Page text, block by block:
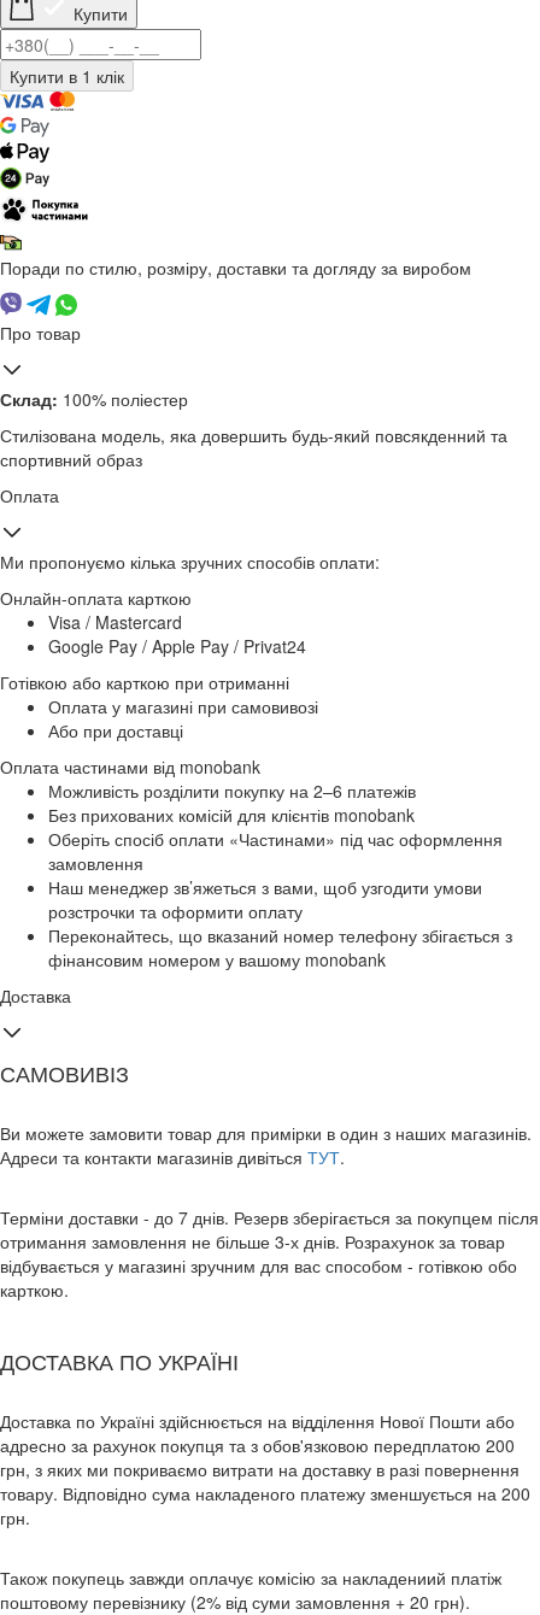
Купити
Поради по стилю, розміру, доставки та догляду за виробом
Про товар
Склад: 100% поліестер
Стилізована модель, яка довершить будь-який повсякденний та
спортивний образ
Оплата
Ми пропонуємо кілька зручних способів оплати:
Онлайн-оплата карткою
Visa / Mastercard
Google Pay / Apple Pay / Privat24
Готівкою або карткою при отриманні
Оплата у магазині при самовивозі
Або при доставці
Оплата частинами від monobank
Можливість розділити покупку на 2–6 платежів
Без прихованих комісій для клієнтів monobank
Оберіть спосіб оплати «Частинами» під час оформлення
замовлення
Наш менеджер зв’яжеться з вами, щоб узгодити умови
розстрочки та оформити оплату
Переконайтесь, що вказаний номер телефону збігається з
фінансовим номером у вашому monobank
Доставка
САМОВИВІЗ
Ви можете замовити товар для примірки в один з наших магазинів.
Адреси та контакти магазинів дивіться ТУТ.
Терміни доставки - до 7 днів. Резерв зберігається за покупцем після
отримання замовлення не більше 3-х днів. Розрахунок за товар
відбувається у магазині зручним для вас способом - готівкою обо
карткою.
ДОСТАВКА ПО УКРАЇНІ
Доставка по Україні здійснюється на відділення Нової Пошти або
адресно за рахунок покупця та з обов'язковою передплатою 200
грн, з яких ми покриваємо витрати на доставку в разі повернення
товару. Відповідно сума накладеного платежу зменшується на 200
грн.
Також покупець завжди оплачує комісію за накладениий платіж
поштовому перевізнику (2% від суми замовлення + 20 грн).